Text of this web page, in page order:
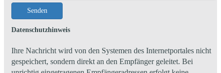
Senden
Datenschutzhinweis
Ihre Nachricht wird von den Systemen des Internetportales nicht
gespeichert, sondern direkt an den Empfänger geleitet. Bei